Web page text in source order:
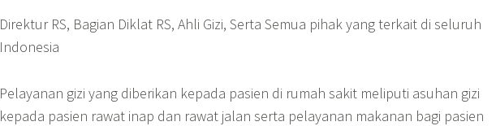
Direktur RS, Bagian Diklat RS, Ahli Gizi, Serta Semua pihak yang terkait di seluruh
Indonesia
Pelayanan gizi yang diberikan kepada pasien di rumah sakit meliputi asuhan gizi
kepada pasien rawat inap dan rawat jalan serta pelayanan makanan bagi pasien